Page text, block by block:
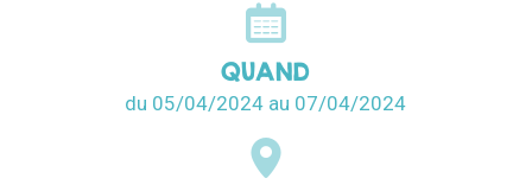
QUAND
du 05/04/2024 au 07/04/2024